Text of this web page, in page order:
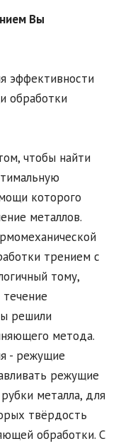
Вы
эффективности
обработки
чтобы найти
которого
металлов.
трением с
тому,
решили
метода.
- режущие
режущие
металла, для
твёрдость
обработки. С